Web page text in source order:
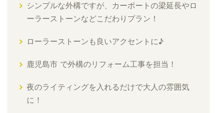
シンプルな外構ですが、カーポートの梁延長やロ
ーラーストーンなどこだわりプラン！
ローラーストーンも良いアクセントに♪
鹿児島市 で外構のリフォーム工事を担当！
夜のライティングを入れるだけで大人の雰囲気
に！